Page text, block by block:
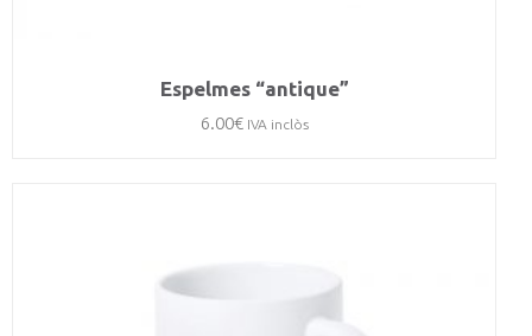
Espelmes “antique”
6.00€ IVA inclòs